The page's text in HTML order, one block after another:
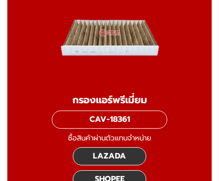
กรองแอร์พรีเมี่ยม
CAV-18361
ซื้อสินค้าผ่านตัวแทนจำหน่าย
LAZADA